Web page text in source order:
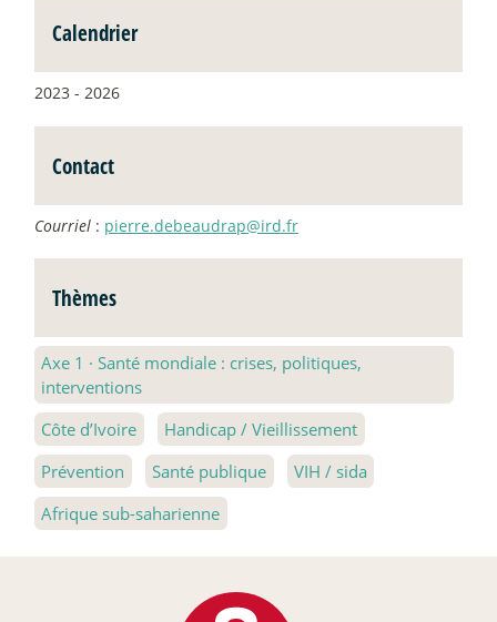
Calendrier
2023 - 2026
Contact
Courriel : pierre.debeaudrap@ird.fr
Thèmes
Axe 1 · Santé mondiale : crises, politiques,
interventions
Côte d’Ivoire
Handicap / Vieillissement
Prévention
Santé publique
VIH / sida
Afrique sub-saharienne